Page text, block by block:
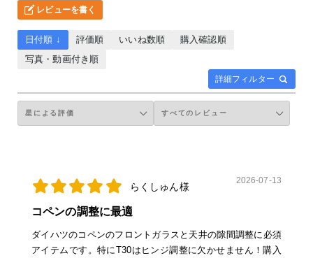
レビューを書く
詳細フィルター
日付順 ↓ 評価順 いいね数順
購入確認順
写真・動画付き順
らくしゅん様
2026-07-13
コペンの調整に最適
ダイハツのコペンのフロントガラスと天井の隙間調整に必須
アイテムです。特にT30はヒンジ調整に欠かせません！購入